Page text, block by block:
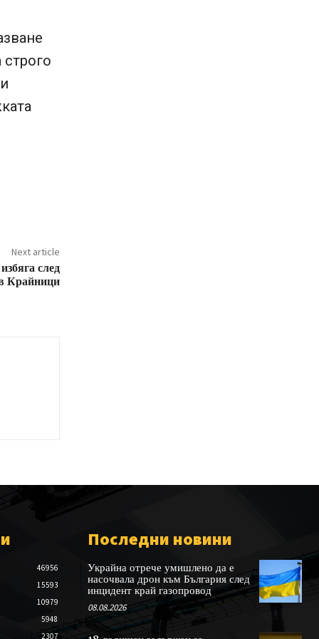
Next article
след
Крайници
46956
15593
10979
5948
2307
Последни новини
Украйна отрече умишлено да е
насочвала дрон към България след
инцидент край газопровод
08.08.2026